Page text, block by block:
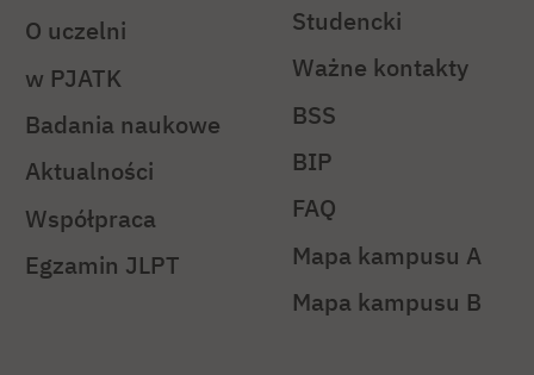
O uczelni
w PJATK
Badania naukowe
Aktualności
Współpraca
Egzamin JLPT
Studencki
Ważne kontakty
BSS
BIP
FAQ
Mapa kampusu A
Mapa kampusu B